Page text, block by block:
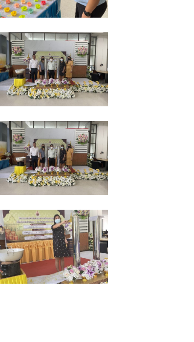
S__14082232
S__14082230
S__14082205